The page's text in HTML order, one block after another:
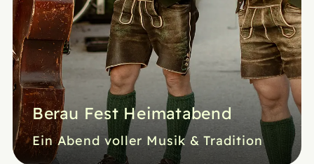
Berau Fest Heimatabend
Ein Abend voller Musik & Tradition